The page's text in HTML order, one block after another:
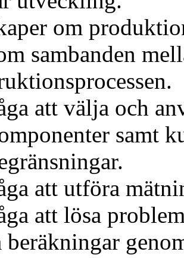
om
sambanden
att välja och
samt
att utföra
att lösa